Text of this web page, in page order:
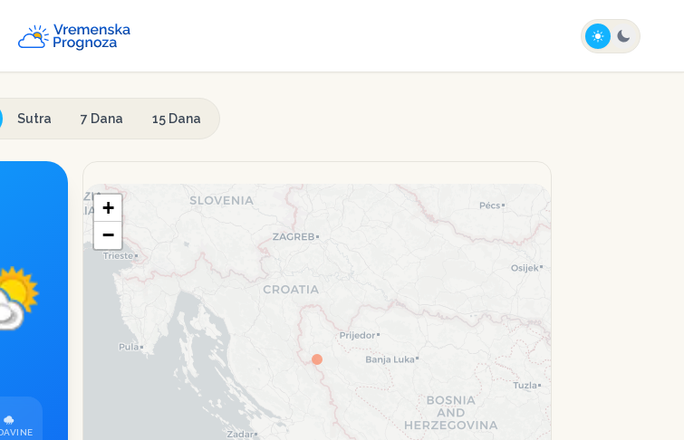
Sutra 7 Dana 15 Dana
+
−